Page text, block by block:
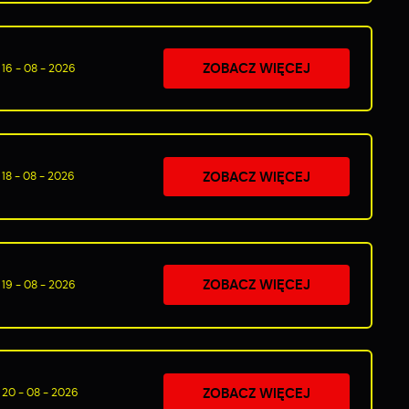
16 - 08 - 2026 ZOBACZ WIĘCEJ
18 - 08 - 2026 ZOBACZ WIĘCEJ
19 - 08 - 2026 ZOBACZ WIĘCEJ
20 - 08 - 2026 ZOBACZ WIĘCEJ